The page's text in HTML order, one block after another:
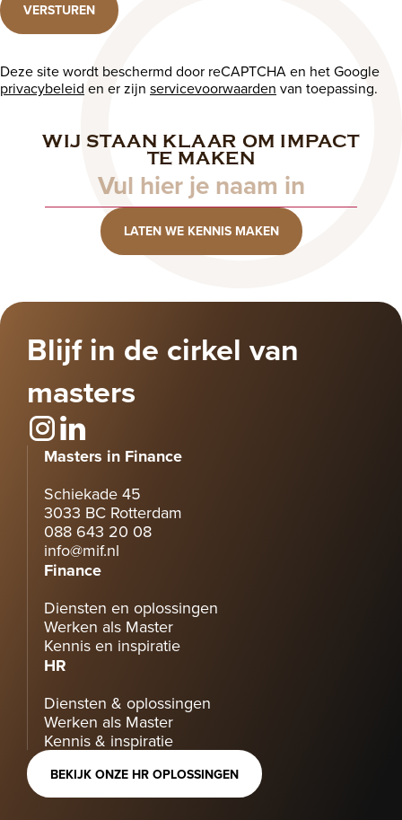
VERSTUREN
Deze site wordt beschermd door reCAPTCHA en het Google
privacybeleid en er zijn servicevoorwaarden van toepassing.
WIJ STAAN KLAAR OM IMPACT
TE MAKEN
Naam
LATEN WE KENNIS MAKEN
Blijf in de cirkel van
masters
Masters in Finance
Schiekade 45
3033 BC Rotterdam
088 643 20 08
info@mif.nl
Finance
Diensten en oplossingen
Werken als Master
Kennis en inspiratie
HR
Diensten & oplossingen
Werken als Master
Kennis & inspiratie
BEKIJK ONZE HR OPLOSSINGEN